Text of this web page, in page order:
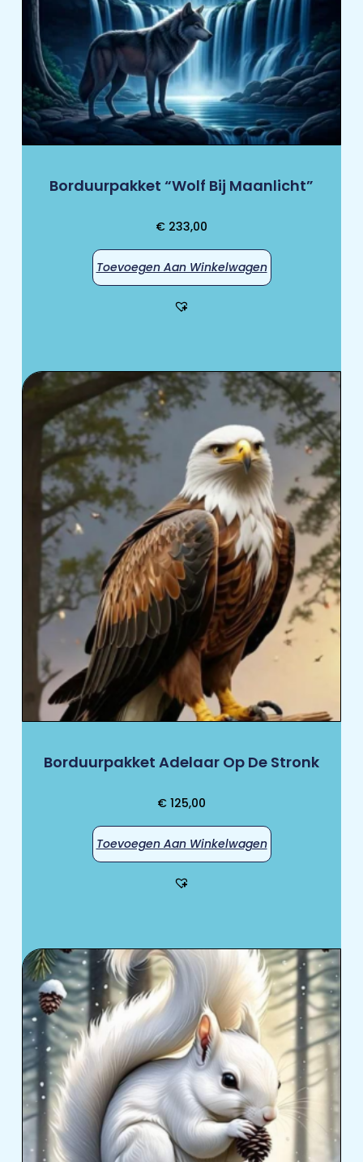
Borduurpakket “Wolf Bij Maanlicht”
€ 233,00
Toevoegen Aan Winkelwagen
Borduurpakket Adelaar Op De Stronk
€ 125,00
Toevoegen Aan Winkelwagen